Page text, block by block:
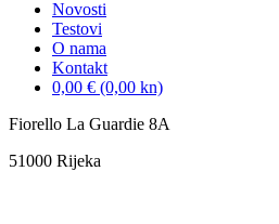
Novosti
Testovi
O nama
Kontakt
0,00 € (0,00 kn)
Skip
content
Fiorello La Guardie 8A
51000 Rijeka